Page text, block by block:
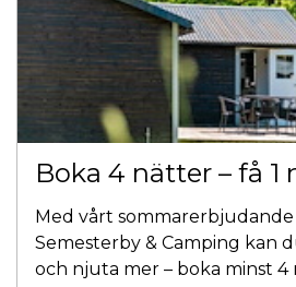
Boka 4 nätter – få 1
Med vårt sommarerbjudande
Semesterby & Camping kan
och njuta mer – boka minst 4